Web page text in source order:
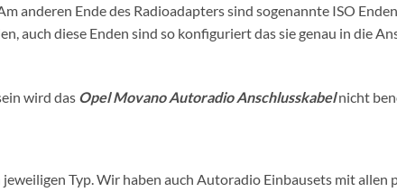
anderen Ende des Radioadapters sind sogenannte ISO
auch diese Enden sind so konfiguriert das sie genau in die
wird das Opel Movano Autoradio Anschlusskabelnicht
Typ. Wir haben auch Autoradio Einbausets mit allen